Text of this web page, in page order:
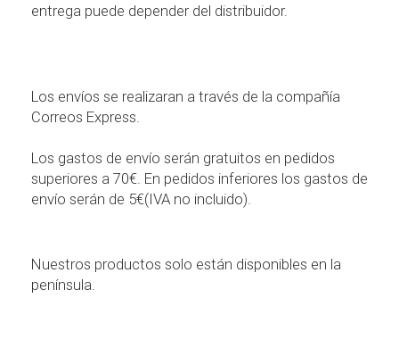
entrega puede depender del distribuidor.
Los envíos se realizaran a través de la compañía
Correos Express.
Los gastos de envío serán gratuitos en pedidos
superiores a 70€ . En pedidos inferiores los gastos de
envío serán de 5€(IVA no incluido).
Nuestros productos solo están disponibles en la
península.